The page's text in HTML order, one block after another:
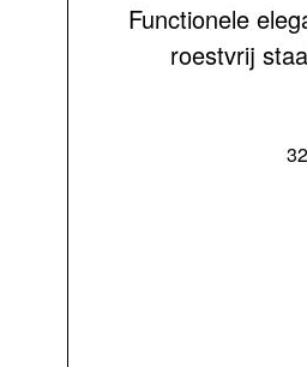
Functionele
roestvrij